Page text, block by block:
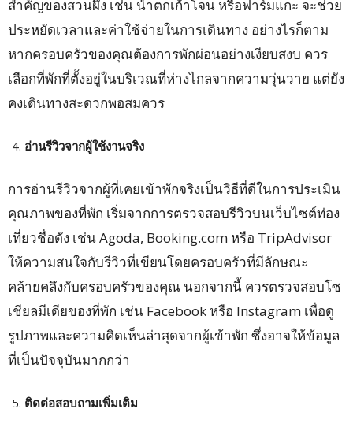
สำคัญของสวนผึ้ง เช่น น้ำตกเก้าโจน หรือฟาร์มแกะ จะช่วย
ประหยัดเวลาและค่าใช้จ่ายในการเดินทาง อย่างไรก็ตาม
หากครอบครัวของคุณต้องการพักผ่อนอย่างเงียบสงบ ควร
เลือกที่พักที่ตั้งอยู่ในบริเวณที่ห่างไกลจากความวุ่นวาย แต่ยัง
คงเดินทางสะดวกพอสมควร
อ่านรีวิวจากผู้ใช้งานจริง
การอ่านรีวิวจากผู้ที่เคยเข้าพักจริงเป็นวิธีที่ดีในการประเมิน
คุณภาพของที่พัก เริ่มจากการตรวจสอบรีวิวบนเว็บไซต์ท่อง
เที่ยวชื่อดัง เช่น Agoda, Booking.com หรือ TripAdvisor
ให้ความสนใจกับรีวิวที่เขียนโดยครอบครัวที่มีลักษณะ
คล้ายคลึงกับครอบครัวของคุณ นอกจากนี้ ควรตรวจสอบโซ
เชียลมีเดียของที่พัก เช่น Facebook หรือ Instagram เพื่อดู
รูปภาพและความคิดเห็นล่าสุดจากผู้เข้าพัก ซึ่งอาจให้ข้อมูล
ที่เป็นปัจจุบันมากกว่า
ติดต่อสอบถามเพิ่มเติม